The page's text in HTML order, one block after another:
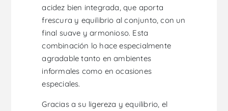
acidez bien integrada, que aporta
frescura y equilibrio al conjunto, con un
final suave y armonioso. Esta
combinación lo hace especialmente
agradable tanto en ambientes
informales como en ocasiones
especiales.
Gracias a su ligereza y equilibrio, el